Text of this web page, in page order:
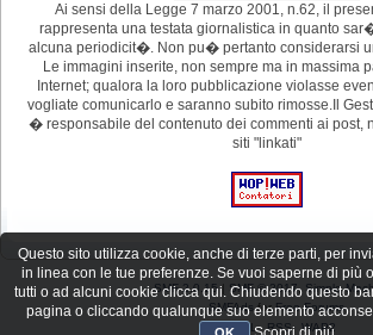
Ai sensi della Legge 7 marzo 2001, n.62, il
rappresenta una testata giornalistica in quanto
alcuna periodicit�. Non pu� pertanto considerarsi
Le immagini inserite, non sempre ma in massima
Internet; qualora la loro pubblicazione violasse
vogliate comunicarlo e saranno subito rimosse.Il
� responsabile del contenuto dei commenti ai post,
siti "linkati"
SMF 2.0.15| SMF © 2017, Simple
SMFAdsforFree Forums
XHTML
RSS WAP2
Questo sito utilizza cookie, anche di terze parti, per
in linea con le tue preferenze. Se vuoi saperne di più
tutti o ad alcuni cookie clicca qui. Chiudendo questo
pagina o cliccando qualunque suo elemento